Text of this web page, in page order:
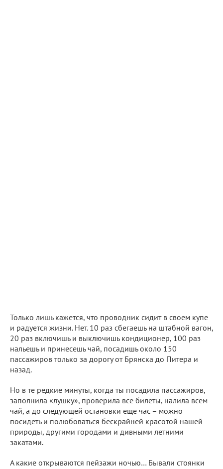
Только лишь кажется, что проводник сидит в своем купе
и радуется жизни. Нет. 10 раз сбегаешь на штабной вагон,
20 раз включишь и выключишь кондиционер, 100 раз
нальешь и принесешь чай, посадишь около 150
пассажиров только за дорогу от Брянска до Питера и
назад.
Но в те редкие минуты, когда ты посадила пассажиров,
заполнила «лушку», проверила все билеты, налила всем
чай, а до следующей остановки еще час – можно
посидеть и полюбоваться бескрайней красотой нашей
природы, другими городами и дивными летними
закатами.
А какие открываются пейзажи ночью… Бывали стоянки